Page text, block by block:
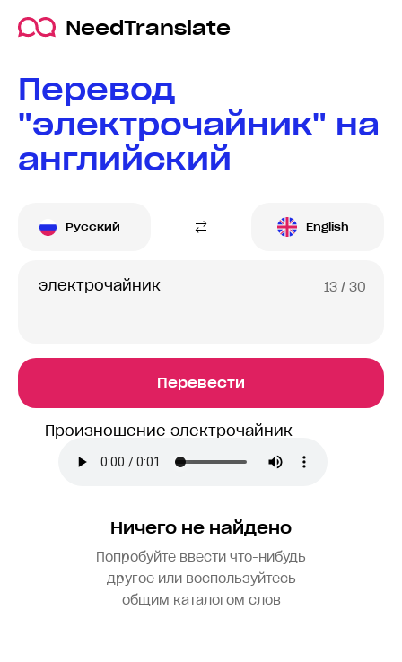
NeedTranslate
Перевод
"электрочайник" на
английский
Русский English
13 / 30
Перевести
Произношение электрочайник
Ничего не найдено
Попробуйте ввести что-нибудь
другое или воспользуйтесь
общим каталогом слов